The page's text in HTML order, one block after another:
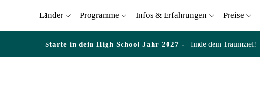
Länder Programme Infos & Erfahrungen Preise
Starte in dein High School Jahr 2027 - finde dein Traumziel!